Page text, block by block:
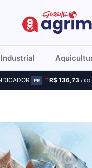
PR R$ 136,73/ KG